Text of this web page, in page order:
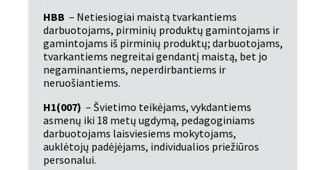
HBB – Netiesiogiai maistą tvarkantiems
darbuotojams, pirminių produktų gamintojams ir
gamintojams iš pirminių produktų; darbuotojams,
tvarkantiems negreitai gendantį maistą, bet jo
negaminantiems, neperdirbantiems ir
neruošiantiems.
H1(007) – Švietimo teikėjams, vykdantiems
asmenų iki 18 metų ugdymą, pedagoginiams
darbuotojams laisviesiems mokytojams,
auklėtojų padėjėjams, individualios priežiūros
personalui.